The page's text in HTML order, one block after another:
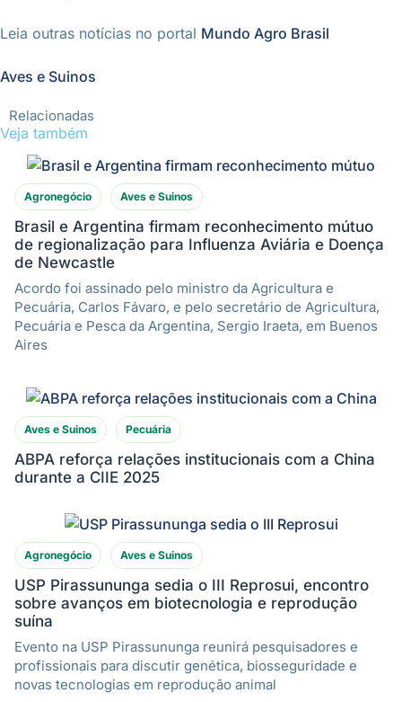
Leia outras notícias no portal Mundo Agro Brasil
Aves e Suinos
Relacionadas
Veja também
Agronegócio Aves e Suinos
Brasil e Argentina firmam reconhecimento mútuo
de regionalização para Influenza Aviária e Doença
de Newcastle
Acordo foi assinado pelo ministro da Agricultura e
Pecuária, Carlos Fávaro, e pelo secretário de Agricultura,
Pecuária e Pesca da Argentina, Sergio Iraeta, em Buenos
Aires
Aves e Suinos Pecuária
ABPA reforça relações institucionais com a China
durante a CIIE 2025
Agronegócio Aves e Suinos
USP Pirassununga sedia o III Reprosui, encontro
sobre avanços em biotecnologia e reprodução
suína
Evento na USP Pirassununga reunirá pesquisadores e
profissionais para discutir genética, biosseguridade e
novas tecnologias em reprodução animal